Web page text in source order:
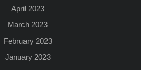
April 2023
March 2023
February 2023
January 2023